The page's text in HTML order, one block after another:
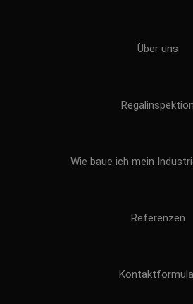
Über uns
Regalinspektion
Wie baue ich mein
Referenzen